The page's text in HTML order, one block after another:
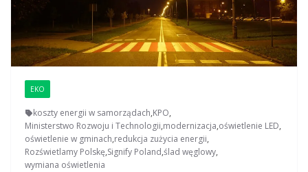
EKO
koszty energii w samorządach,KPO,
Ministerstwo Rozwoju i Technologii,modernizacja,oświetlenie LED,
oświetlenie w gminach,redukcja zużycia energii,
Rozświetlamy Polskę,Signify Poland,ślad węglowy,
wymiana oświetlenia